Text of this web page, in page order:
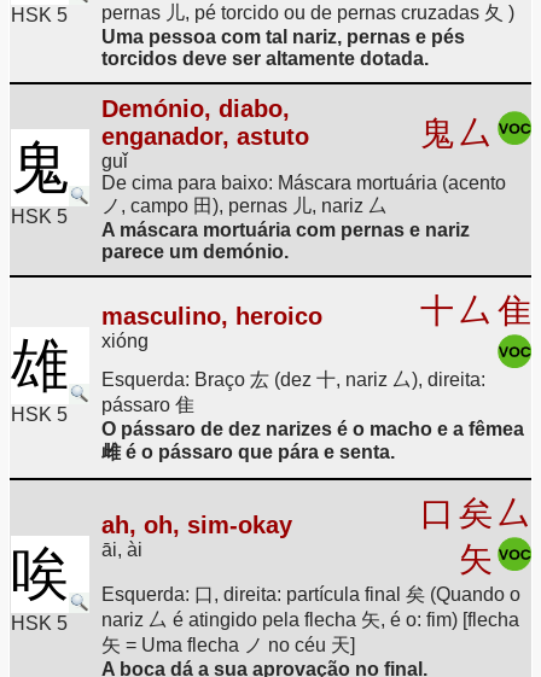
HSK 5
pernas 儿, pé torcido ou de pernas cruzadas 夂 )
Uma pessoa com tal nariz, pernas e pés
torcidos deve ser altamente dotada.
鬼
HSK 5
Demónio, diabo,
enganador, astuto
guǐ
鬼厶
De cima para baixo: Máscara mortuária (acento
ノ, campo 田), pernas 儿, nariz 厶
A máscara mortuária com pernas e nariz
parece um demónio.
雄
HSK 5
masculino, heroico
xióng
十厶 隹
Esquerda: Braço 厷 (dez 十, nariz 厶), direita:
pássaro 隹
O pássaro de dez narizes é o macho e a fêmea
雌 é o pássaro que pára e senta.
唉
HSK 5
ah, oh, sim-okay
āi, ài
口 矣厶
矢
Esquerda: 口, direita: partícula final 矣 (Quando o
nariz 厶 é atingido pela flecha 矢, é o: fim) [flecha
矢 = Uma flecha ノ no céu 天]
A boca dá a sua aprovação no final.